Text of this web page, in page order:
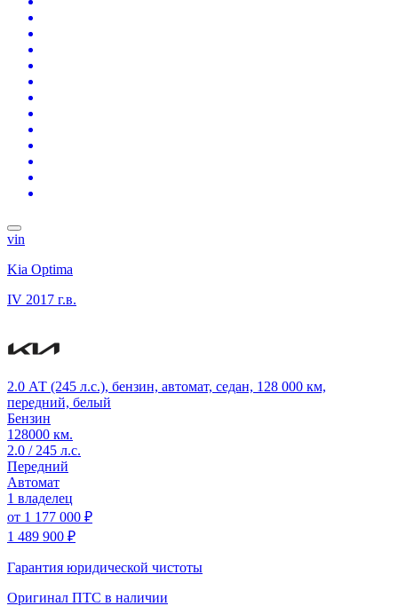
vin
Kia Optima
IV 2017 г.в.
2.0 АТ (245 л.с.), бензин, автомат, седан, 128 000 км,
передний, белый
Бензин
128000 км.
2.0 / 245 л.с.
Передний
Автомат
1 владелец
от 1 177 000 ₽
1 489 900 ₽
Гарантия юридической чистоты
Оригинал ПТС в наличии